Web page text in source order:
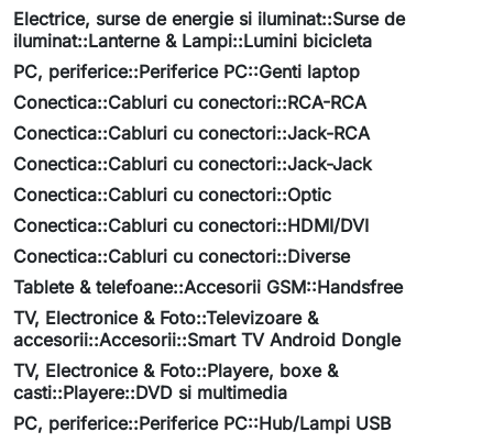
Electrice, surse de energie si iluminat::Surse de
iluminat::Lanterne & Lampi::Lumini bicicleta
PC, periferice::Periferice PC::Genti laptop
Conectica::Cabluri cu conectori::RCA-RCA
Conectica::Cabluri cu conectori::Jack-RCA
Conectica::Cabluri cu conectori::Jack-Jack
Conectica::Cabluri cu conectori::Optic
Conectica::Cabluri cu conectori::HDMI/DVI
Conectica::Cabluri cu conectori::Diverse
Tablete & telefoane::Accesorii GSM::Handsfree
TV, Electronice & Foto::Televizoare &
accesorii::Accesorii::Smart TV Android Dongle
TV, Electronice & Foto::Playere, boxe &
casti::Playere::DVD si multimedia
PC, periferice::Periferice PC::Hub/Lampi USB